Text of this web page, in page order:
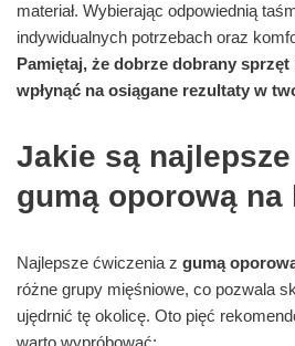
materiał. Wybierając odpowiednią
indywidualnych potrzebach oraz
Pamiętaj, że dobrze dobrany sprzęt
wpłynąć na osiągane rezultaty w
Jakie są
gumą oporową na
Najlepsze ćwiczenia z gumą
różne grupy mięśniowe, co pozwala
ujędrnić tę okolicę. Oto pięć